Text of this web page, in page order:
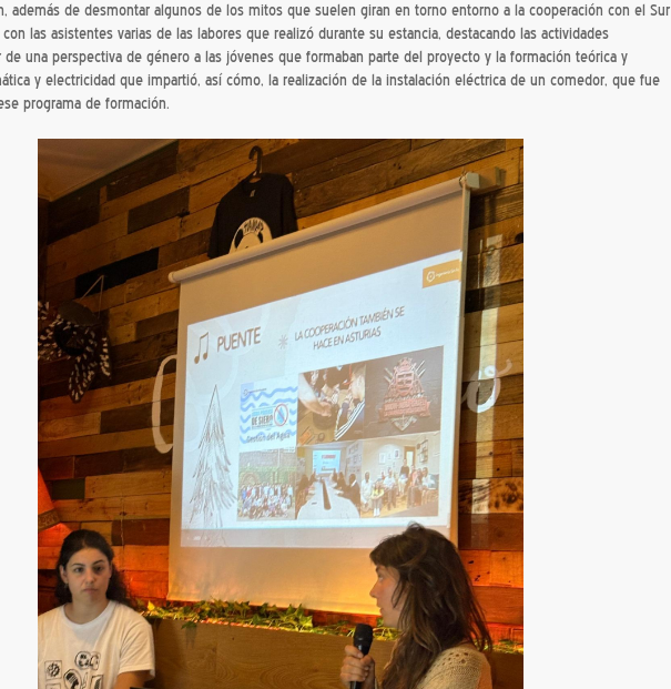
además de desmontar algunos de los mitos que suelen giran en torno entorno a la cooperación con el Sur
las asistentes varias de las labores que realizó durante su estancia, destacando las actividades
de una perspectiva de género a las jóvenes que formaban parte del proyecto y la formación teórica y
y electricidad que impartió, así cómo, la realización de la instalación eléctrica de un comedor, que fue
programa de formación.